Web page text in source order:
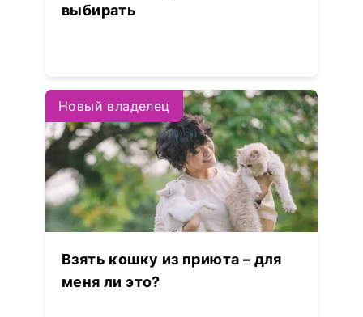
выбирать
Новый владелец
Взять кошку из приюта – для
меня ли это?